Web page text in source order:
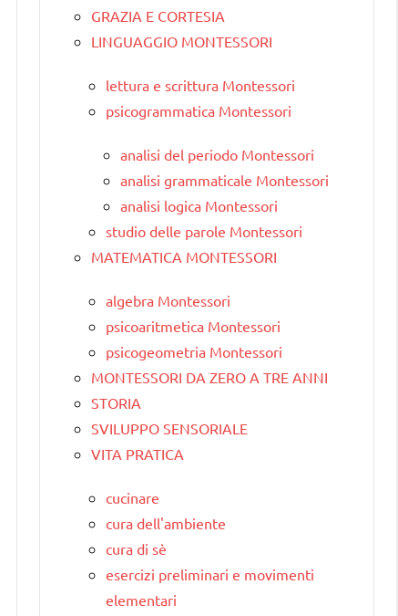
GRAZIA E CORTESIA
LINGUAGGIO MONTESSORI
lettura e scrittura Montessori
psicogrammatica Montessori
analisi del periodo Montessori
analisi grammaticale Montessori
analisi logica Montessori
studio delle parole Montessori
MATEMATICA MONTESSORI
algebra Montessori
psicoaritmetica Montessori
psicogeometria Montessori
MONTESSORI DA ZERO A TRE ANNI
STORIA
SVILUPPO SENSORIALE
VITA PRATICA
cucinare
cura dell'ambiente
cura di sè
esercizi preliminari e movimenti
elementari